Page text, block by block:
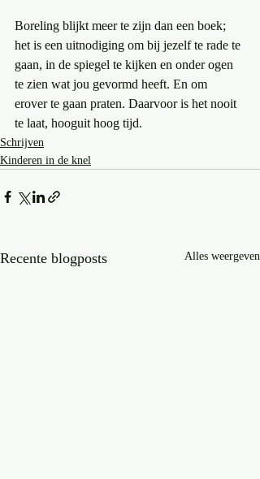
Boreling blijkt meer te zijn dan een boek;
het is een uitnodiging om bij jezelf te rade te
gaan, in de spiegel te kijken en onder ogen
te zien wat jou gevormd heeft. En om
erover te gaan praten. Daarvoor is het nooit
te laat, hooguit hoog tijd.
Schrijven
Kinderen in de knel
Recente blogposts Alles weergeven